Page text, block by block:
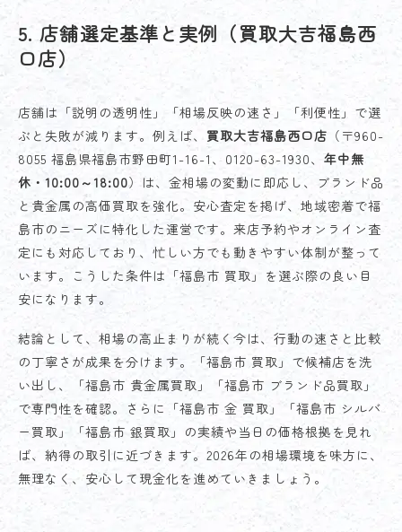
5. 店舗選定基準と実例（買取大吉福島西
口店）
店舗は「説明の透明性」「相場反映の速さ」「利便性」で選
ぶと失敗が減ります。例えば、 買取大吉福島西口店 （〒960-
8055 福島県福島市野田町1-16-1、0120-63-1930、 年中無
休・10:00～18:00）は、金相場の変動に即応し、ブランド品
と貴金属の高価買取を強化。安心査定を掲げ、地域密着で福
島市のニーズに特化した運営です。来店予約やオンライン査
定にも対応しており、忙しい方でも動きやすい体制が整って
います。こうした条件は「福島市 買取」を選ぶ際の良い目
安になります。
結論として、相場の高止まりが続く今は、行動の速さと比較
の丁寧さが成果を分けます。「福島市 買取」で候補店を洗
い出し、「福島市 貴金属買取」「福島市 ブランド品買取」
で専門性を確認。さらに「福島市 金 買取」「福島市 シルバ
ー買取」「福島市 銀買取」の実績や当日の価格根拠を見れ
ば、納得の取引に近づきます。2026年の相場環境を味方に、
無理なく、安心して現金化を進めていきましょう。